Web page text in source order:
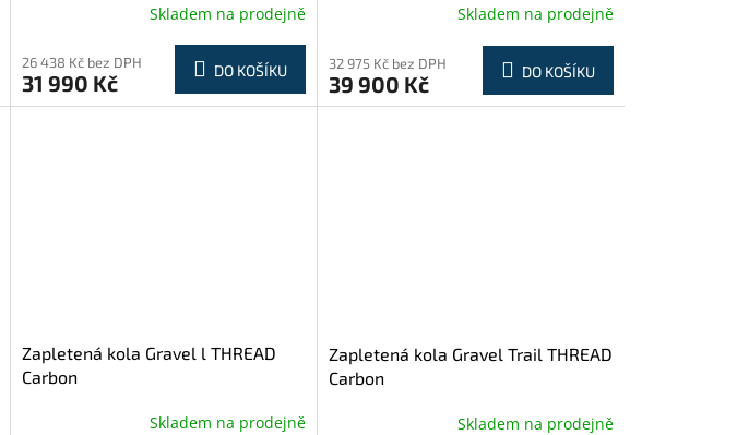
Skladem na prodejně
26 438 Kč bez DPH
31 990 Kč DO KOŠÍKU
Skladem na prodejně
32 975 Kč bez DPH
39 900 Kč DO KOŠÍKU
Zapletená kola Gravel l THREAD
Carbon
Skladem na prodejně
Zapletená kola Gravel Trail THREAD
Carbon
Skladem na prodejně